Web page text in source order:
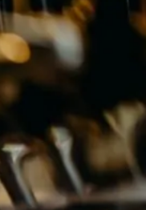
Tel.: Tel.: 08441-
Details
Hotel &
Hauptplatz 2,
Tel.: Tel.: 08441-